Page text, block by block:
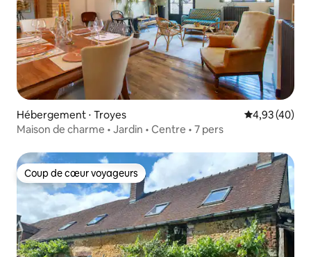
Hébergement ⋅ Troyes Évaluation
4,93 (40)
Maison de charme • Jardin • Centre • 7 pers
Coup de cœur voyageurs
Coup de cœur voyageurs